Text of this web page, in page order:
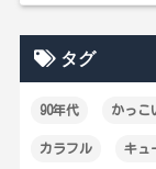
タグ
90年代 かっこ
カラフル キュ